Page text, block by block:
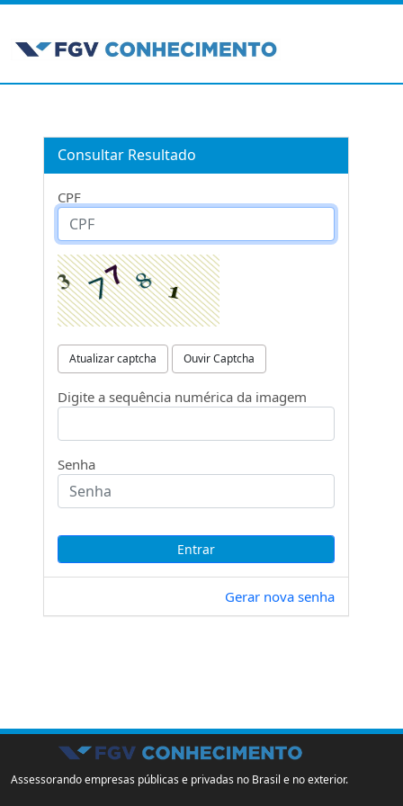
Consultar Resultado
CPF
Atualizar captcha Ouvir Captcha
Digite a sequência numérica da imagem
Senha
Gerar nova senha
Assessorando empresas públicas e privadas no Brasil e no exterior.